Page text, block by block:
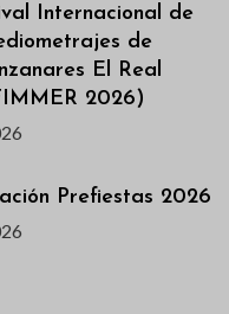
Internacional de
de
El Real
2026)
Prefiestas 2026